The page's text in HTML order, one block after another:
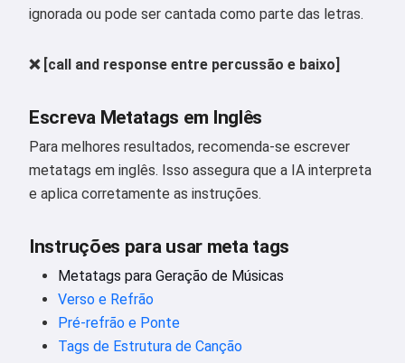
ignorada ou pode ser cantada como parte das letras.
❌ [call and response entre percussão e baixo]
Escreva Metatags em Inglês
Para melhores resultados, recomenda-se escrever
metatags em inglês. Isso assegura que a IA interpreta
e aplica corretamente as instruções.
Instruções para usar meta tags
Metatags para Geração de Músicas
Verso e Refrão
Pré-refrão e Ponte
Tags de Estrutura de Canção
Experimente grátis
Política de reembolso